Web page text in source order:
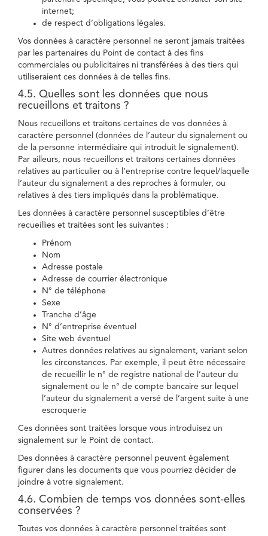
internet;
de respect d’obligations légales.
Vos données à caractère personnel ne seront jamais traitées
par les partenaires du Point de contact à des fins
commerciales ou publicitaires ni transférées à des tiers qui
utiliseraient ces données à de telles fins.
4.5. Quelles sont les données que nous
recueillons et traitons ?
Nous recueillons et traitons certaines de vos données à
caractère personnel (données de l’auteur du signalement ou
de la personne intermédiaire qui introduit le signalement).
Par ailleurs, nous recueillons et traitons certaines données
relatives au particulier ou à l’entreprise contre lequel/laquelle
l’auteur du signalement a des reproches à formuler, ou
relatives à des tiers impliqués dans la problématique.
Les données à caractère personnel susceptibles d’être
recueillies et traitées sont les suivantes :
Prénom
Nom
Adresse postale
Adresse de courrier électronique
N° de téléphone
Sexe
Tranche d’âge
N° d’entreprise éventuel
Site web éventuel
Autres données relatives au signalement, variant selon
les circonstances. Par exemple, il peut être nécessaire
de recueillir le n° de registre national de l’auteur du
signalement ou le n° de compte bancaire sur lequel
l’auteur du signalement a versé de l’argent suite à une
escroquerie
Ces données sont traitées lorsque vous introduisez un
signalement sur le Point de contact.
Des données à caractère personnel peuvent également
figurer dans les documents que vous pourriez décider de
joindre à votre signalement.
4.6. Combien de temps vos données sont-elles
conservées ?
Toutes vos données à caractère personnel traitées sont